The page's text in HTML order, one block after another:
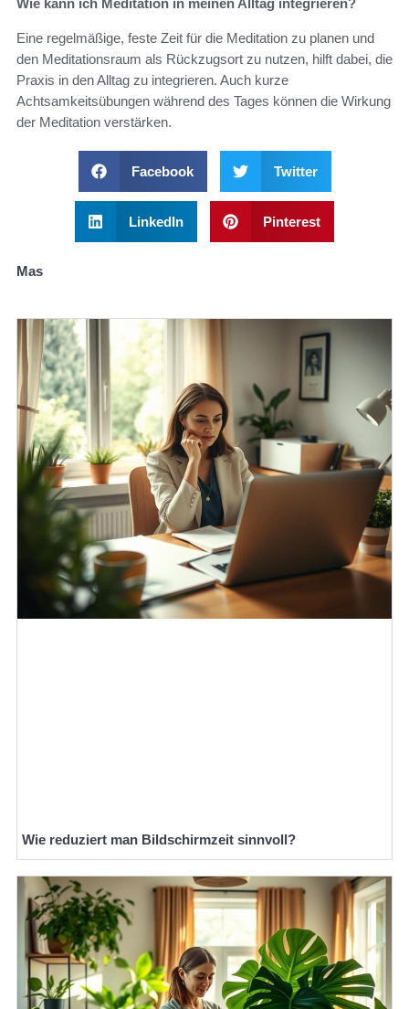
Eine regelmäßige, feste Zeit für die Meditation zu planen und
den Meditationsraum als Rückzugsort zu nutzen, hilft dabei, die
Praxis in den Alltag zu integrieren. Auch kurze
Achtsamkeitsübungen während des Tages können die Wirkung
der Meditation verstärken.
Facebook Twitter
LinkedIn Pinterest
Mas
Wie reduziert man Bildschirmzeit sinnvoll?